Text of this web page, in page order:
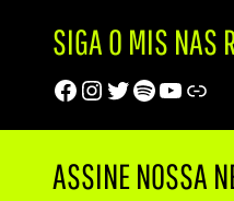
SIGA O MIS NAS
Facebook
Instagram
Twitter
Spotify
Trip
ASSINE NOSSA